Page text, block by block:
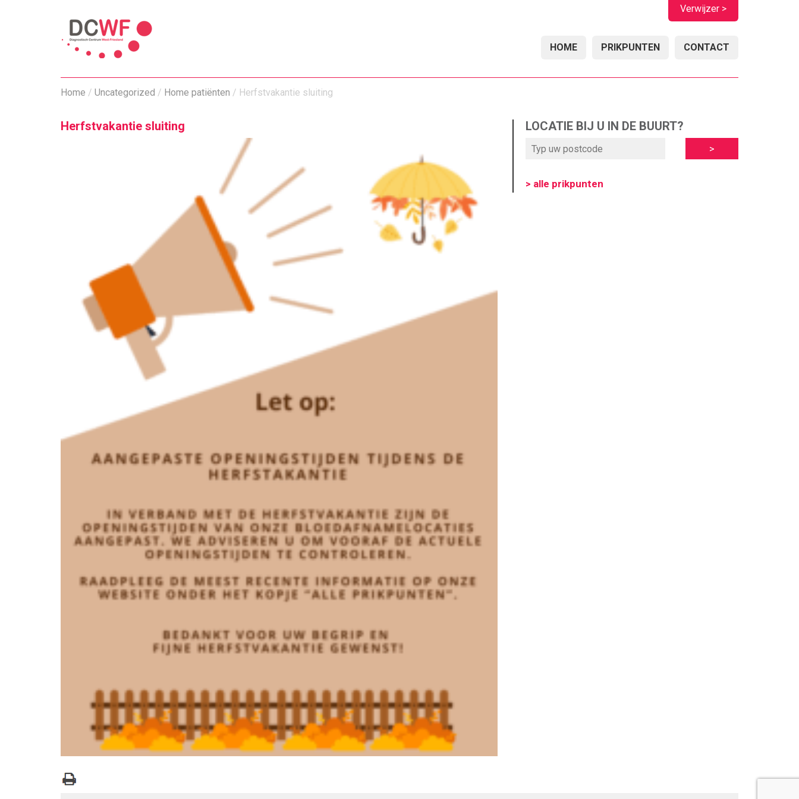
Verwijzer >
HOME PRIKPUNTEN CONTACT
Home / Uncategorized / Home patiënten / Herfstvakantie sluiting
Herfstvakantie sluiting LOCATIE BIJ U IN DE BUURT?
> alle prikpunten